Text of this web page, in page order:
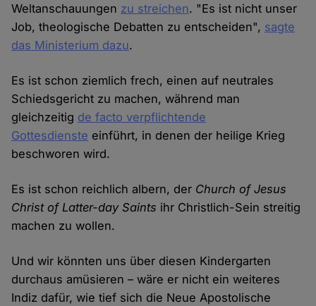
Weltanschauungen zu streichen. "Es ist nicht unser
Job, theologische Debatten zu entscheiden", sagte
das Ministerium dazu.
Es ist schon ziemlich frech, einen auf neutrales
Schiedsgericht zu machen, während man
gleichzeitig de facto verpflichtende
Gottesdienste einführt, in denen der heilige Krieg
beschworen wird.
Es ist schon reichlich albern, der Church of Jesus
Christ of Latter-day Saints ihr Christlich-Sein streitig
machen zu wollen.
Und wir könnten uns über diesen Kindergarten
durchaus amüsieren – wäre er nicht ein weiteres
Indiz dafür, wie tief sich die Neue Apostolische